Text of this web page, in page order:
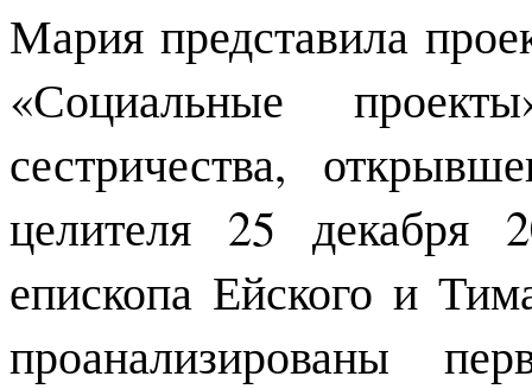
Мария представила
«Социальные
сестричества,
целителя 25 декабря
епископа Ейского и
проанализированы